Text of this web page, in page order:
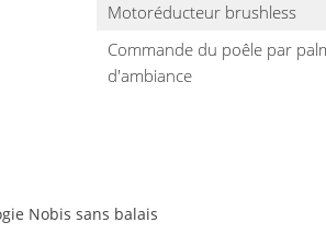
Motoréducteur brushless
Commande du poêle par
d'ambiance
Nobis sans balais